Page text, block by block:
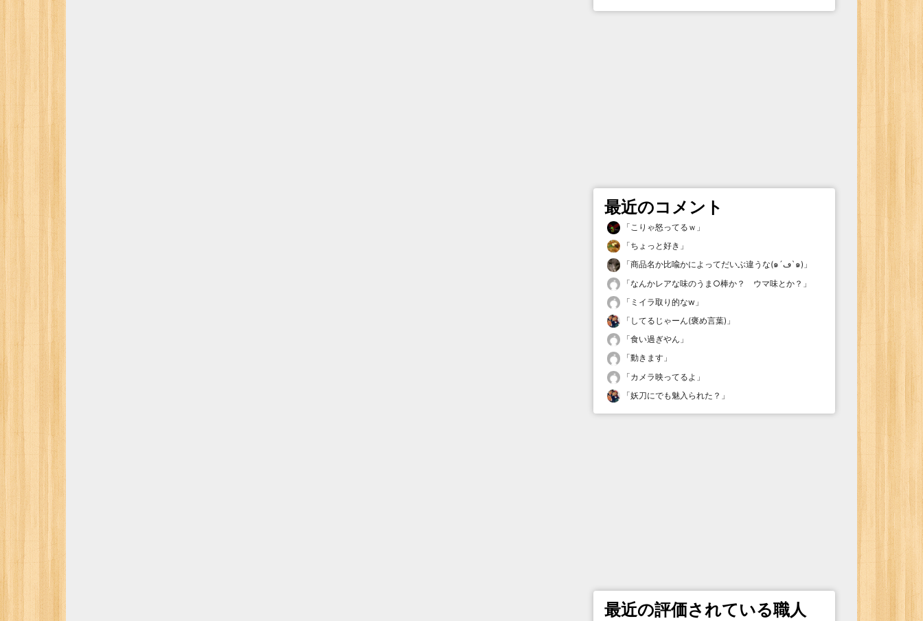
最近のコメント
「こりゃ怒ってるｗ 」
「ちょっと好き 」
「
商品名か比喩かによってだいぶ違うな(๑´ڡ`๑) 」
「なんかレアな味のうま○棒か？ ウマ味とか？ 」
「 ミイラ取り的なw 」
「 してるじゃーん(褒め言葉) 」
「食い過ぎやん 」
「動きます 」
「カメラ映ってるよ 」
「妖刀にでも魅入られた？ 」
最近の評価されている職人